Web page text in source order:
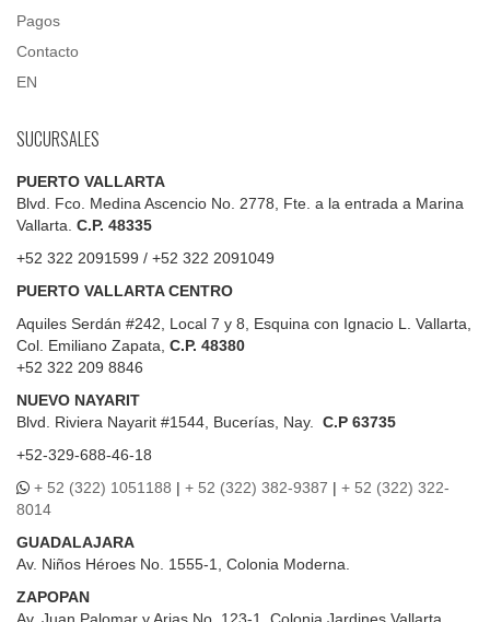
Pagos
Contacto
EN
SUCURSALES
PUERTO VALLARTA
Blvd. Fco. Medina Ascencio No. 2778, Fte. a la entrada a Marina
Vallarta. C.P. 48335
+52 322 2091599 / +52 322 2091049
PUERTO VALLARTA CENTRO
Aquiles Serdán #242, Local 7 y 8, Esquina con Ignacio L. Vallarta,
Col. Emiliano Zapata, C.P. 48380
+52 322 209 8846
NUEVO NAYARIT
Blvd.
Riviera Nayarit #1544, Bucerías, Nay. C.P 63735
+52-329-688-46-18
+ 52 (322) 1051188 | + 52 (322) 382-9387 | + 52 (322) 322-
8014
GUADALAJARA
Av. Niños Héroes No. 1555-1, Colonia Moderna.
ZAPOPAN
Av. Juan Palomar y Arias No. 123-1, Colonia Jardines Vallarta.